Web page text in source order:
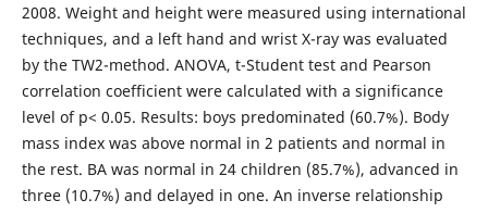
2008. Weight and height were measured using international
techniques, and a left hand and wrist X-ray was evaluated
by the TW2-method. ANOVA, t-Student test and Pearson
correlation coefficient were calculated with a significance
level of p< 0.05. Results: boys predominated (60.7%). Body
mass index was above normal in 2 patients and normal in
the rest. BA was normal in 24 children (85.7%), advanced in
three (10.7%) and delayed in one. An inverse relationship